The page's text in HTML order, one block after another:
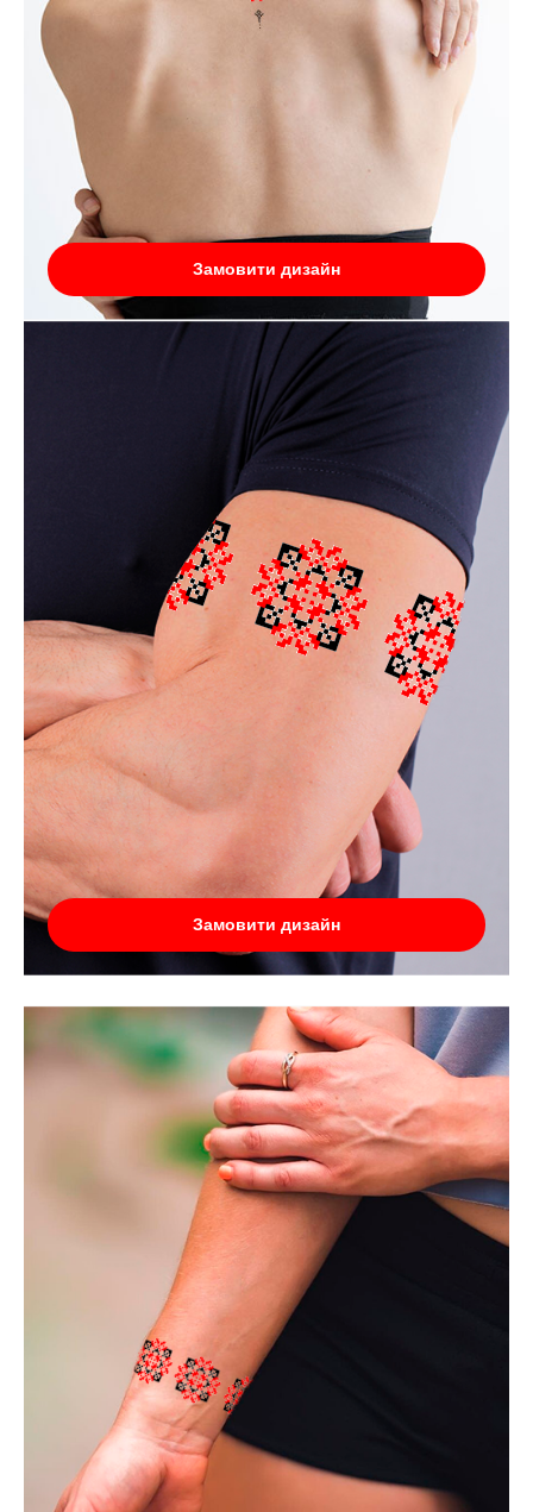
Замовити дизайн
Замовити дизайн